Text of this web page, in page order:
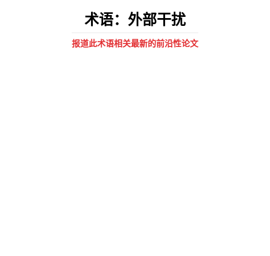
术语：外部干扰
报道此术语相关最新的前沿性论文